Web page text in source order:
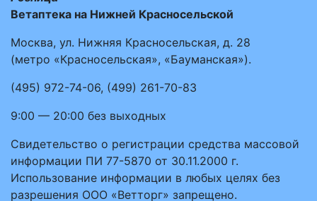
Ветаптека на Нижней Красносельской
Москва, ул. Нижняя Красносельская, д. 28
(метро «Красносельская», «Бауманская»).
(495) 972-74-06, (499) 261-70-83
9:00 — 20:00 без выходных
Свидетельство о регистрации средства массовой
информации ПИ 77-5870 от 30.11.2000 г.
Использование информации в любых целях без
разрешения ООО «Ветторг» запрещено.